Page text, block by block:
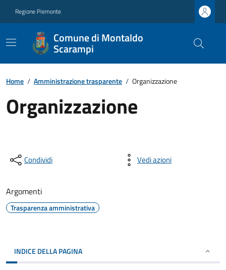
Regione Piemonte
Comune di Montaldo
Scarampi
Home / Amministrazione trasparente / Organizzazione
Organizzazione
Condividi Vedi azioni
Argomenti
Trasparenza amministrativa
INDICE DELLA PAGINA